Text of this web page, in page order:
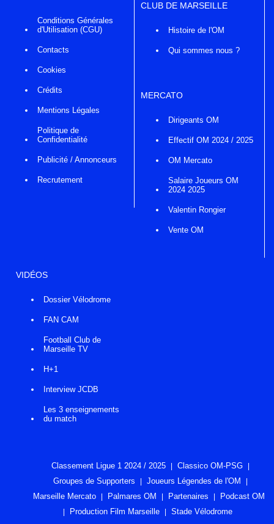
Conditions Générales
d'Utilisation (CGU)
Contacts
Cookies
Crédits
Mentions Légales
Politique de
Confidentialité
Publicité / Annonceurs
Recrutement
CLUB DE MARSEILLE
Histoire de l'OM
Qui sommes nous ?
MERCATO
Dirigeants OM
Effectif OM 2024 / 2025
OM Mercato
Salaire Joueurs OM
2024 2025
Valentin Rongier
Vente OM
VIDÉOS
Dossier Vélodrome
FAN CAM
Football Club de
Marseille TV
H+1
Interview JCDB
Les 3 enseignements
du match
Classement Ligue 1 2024 / 2025
Classico OM-PSG
Groupes de Supporters
Joueurs Légendes de l'OM
Marseille Mercato
Palmares OM Partenaires
Podcast OM
Production Film Marseille
Stade Vélodrome